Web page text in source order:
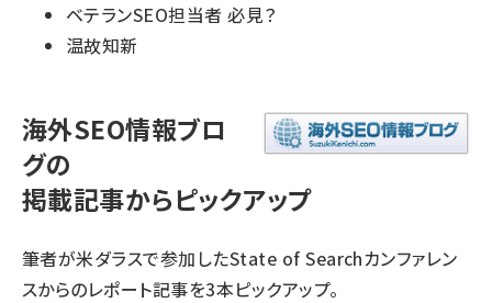
ベテランSEO担当者 必見？
温故知新
海外SEO情報ブロ
グの
掲載記事からピックアップ
筆者が米ダラスで参加したState of Searchカンファレン
スからのレポート記事を3本ピックアップ。